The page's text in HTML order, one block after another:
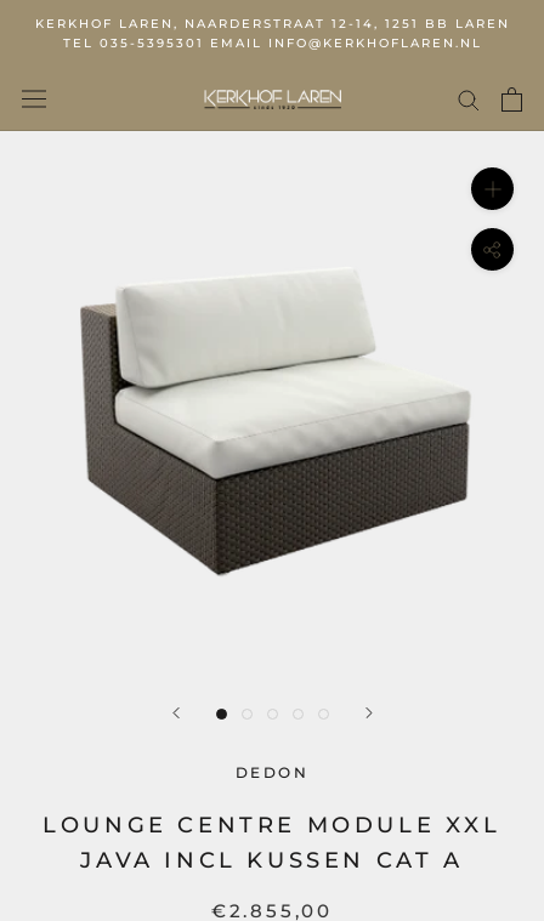
KERKHOF LAREN, NAARDERSTRAAT 12-14, 1251 BB LAREN
TEL 035-5395301 EMAIL INFO@KERKHOFLAREN.NL
DEDON
LOUNGE CENTRE MODULE XXL
JAVA INCL KUSSEN CAT A
€2.855,00